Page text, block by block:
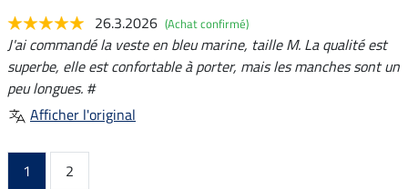
26.3.2026 (Achat confirmé)
J'ai commandé la veste en bleu marine, taille M. La qualité est
superbe, elle est confortable à porter, mais les manches sont un
peu longues. #
Afficher l'original
1
2